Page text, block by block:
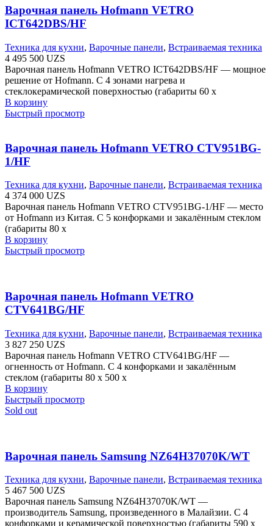
Варочная панель Hofmann VETRO
ICT642DBS/HF
Техника для кухни, Варочные панели, Встраиваемая техника
4 495 500 UZS
Варочная панель Hofmann VETRO ICT642DBS/HF — мощное
решение от Hofmann. С 4 зонами нагрева и
стеклокерамической поверхностью (габариты 60 х
В корзину
Быстрый просмотр
Варочная панель Hofmann VETRO CTV951BG-
1/HF
Техника для кухни, Варочные панели, Встраиваемая техника
4 374 000 UZS
Варочная панель Hofmann VETRO CTV951BG-1/HF — место
от Hofmann из Китая. С 5 конфорками и закалённым стеклом
(габариты 80 х
В корзину
Быстрый просмотр
Варочная панель Hofmann VETRO
CTV641BG/HF
Техника для кухни, Варочные панели, Встраиваемая техника
3 827 250 UZS
Варочная панель Hofmann VETRO CTV641BG/HF —
огненность от Hofmann. С 4 конфорками и закалённым
стеклом (габариты 80 х 500 х
В корзину
Быстрый просмотр
Sold out
Варочная панель Samsung NZ64H37070K/WT
Техника для кухни, Варочные панели, Встраиваемая техника
5 467 500 UZS
Варочная панель Samsung NZ64H37070K/WT —
производитель Samsung, произведенного в Малайзии. С 4
конфорками и керамической поверхностью (габариты 590 х